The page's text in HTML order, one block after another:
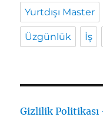
Yurtdışı Master
Üzgünlük İş
Gizlilik Politikası